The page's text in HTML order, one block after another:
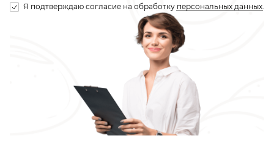
Я подтверждаю согласие на обработку персональных данных